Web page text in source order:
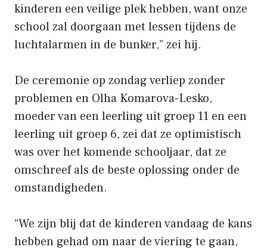
kinderen een veilige plek hebben, want onze
school zal doorgaan met lessen tijdens de
luchtalarmen in de bunker,” zei hij.
De ceremonie op zondag verliep zonder
problemen en Olha Komarova-Lesko,
moeder van een leerling uit groep 11 en een
leerling uit groep 6, zei dat ze optimistisch
was over het komende schooljaar, dat ze
omschreef als de beste oplossing onder de
omstandigheden.
“We zijn blij dat de kinderen vandaag de kans
hebben gehad om naar de viering te gaan,